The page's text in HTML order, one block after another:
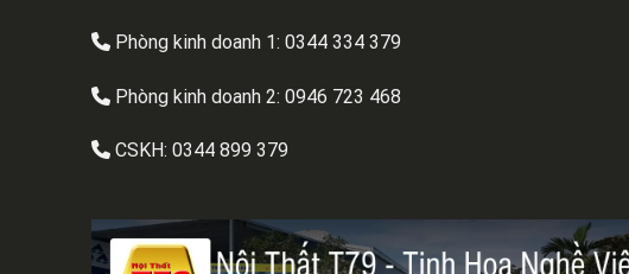
Phòng kinh doanh 1: 0344 334 379
Phòng kinh doanh 2: 0946 723 468
CSKH: 0344 899 379